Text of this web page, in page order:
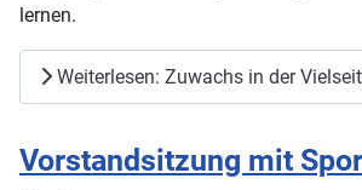
lernen.
Weiterlesen: Zuwachs in der
Vorstandsitzung mit